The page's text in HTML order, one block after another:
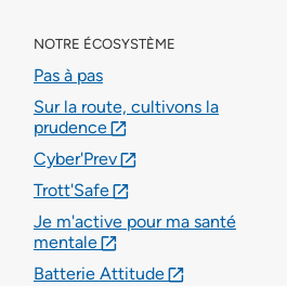
NOTRE ÉCOSYSTÈME
Pas à pas
Sur la route, cultivons la
prudence lien externe
Cyber'Prev lien externe
Trott'Safe lien externe
Je m'active pour ma santé
mentale lien externe
Batterie Attitude lien externe